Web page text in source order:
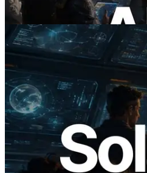
Ler este artigo
2026.05.24